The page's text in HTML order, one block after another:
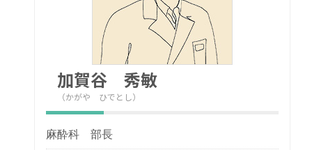
加賀谷 秀敏
（かがや ひでとし）
麻酔科 部長